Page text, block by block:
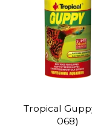
Tropical
068)